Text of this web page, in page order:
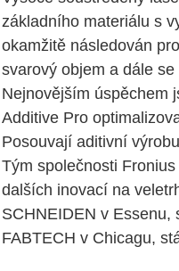
základního materiálu s
okamžitě následován
svarový objem a dále
Nejnovějším úspěchem
Additive Pro
Posouvají aditivní
Tým společnosti
dalších inovací na
SCHNEIDEN v Essenu,
FABTECH v Chicagu,